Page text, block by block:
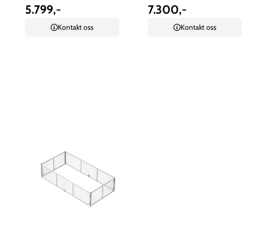
5.799,-
Kontakt oss
7.300,-
Kontakt oss